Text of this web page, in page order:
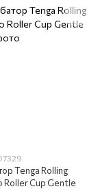
Tenga Rolling
Roller Cup Gentle